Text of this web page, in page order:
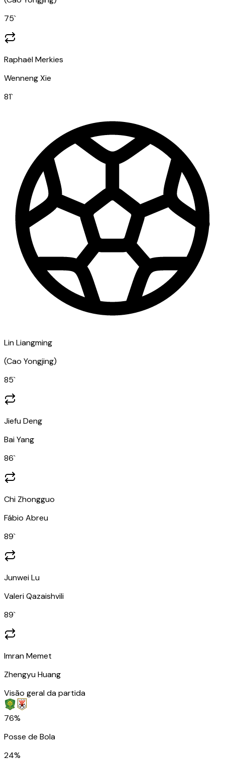
75`
Raphaël Merkies
Wenneng Xie
81`
Lin Liangming
(Cao Yongjing)
85`
Jiefu Deng
Bai Yang
86`
Chi Zhongguo
Fábio Abreu
89`
Junwei Lu
Valeri Qazaishvili
89`
Imran Memet
Zhengyu Huang
Visão geral da partida
76%
Posse de Bola
24%